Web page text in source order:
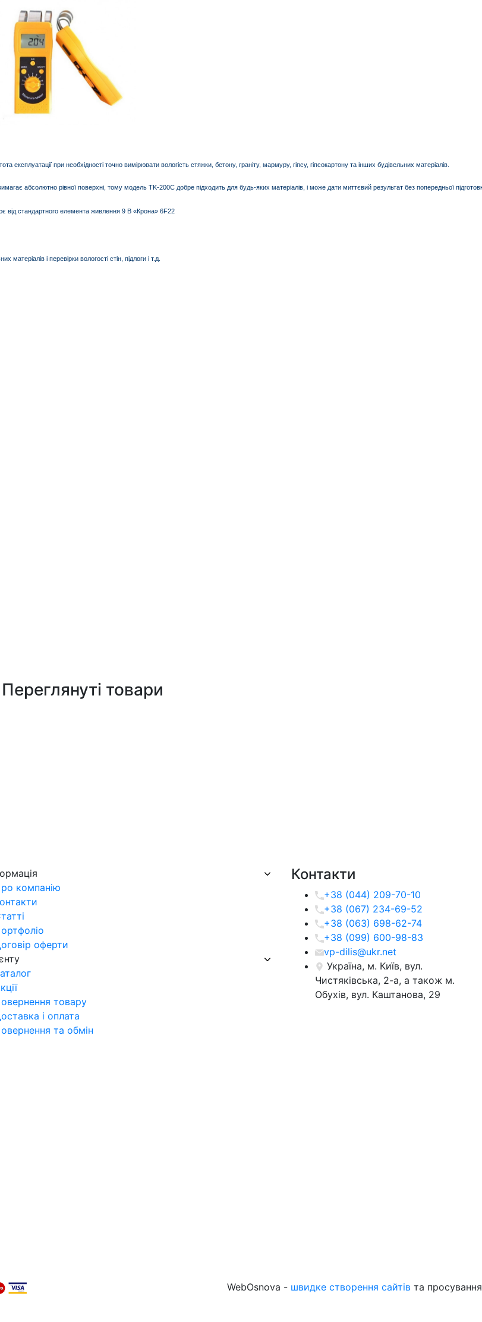
експлуатації при необхідності точно вимірювати вологість стяжки, бетону, граніту, мармуру, гіпсу, гіпсокартону та інших будівельних матеріалів.
абсолютно рівної поверхні, тому модель TK-200С добре підходить для будь-яких матеріалів, і може дати миттєвий результат без попередньої
від стандартного елемента живлення 9 В «Крона» 6F22
і перевірки вологості стін, підлоги і т.д.
Переглянуті товари
компанiю
оферти
товару
і оплата
та обмiн
Контакти
+38 (044) 209-70-10
+38 (067) 234-69-52
+38 (063) 698-62-74
+38 (099) 600-98-83
vp-dilis@ukr.net
Україна, м. Київ, вул.
Чистяківська, 2-а, а також м.
Обухів, вул. Каштанова, 29
WebOsnova - швидке створення сайтів та просування